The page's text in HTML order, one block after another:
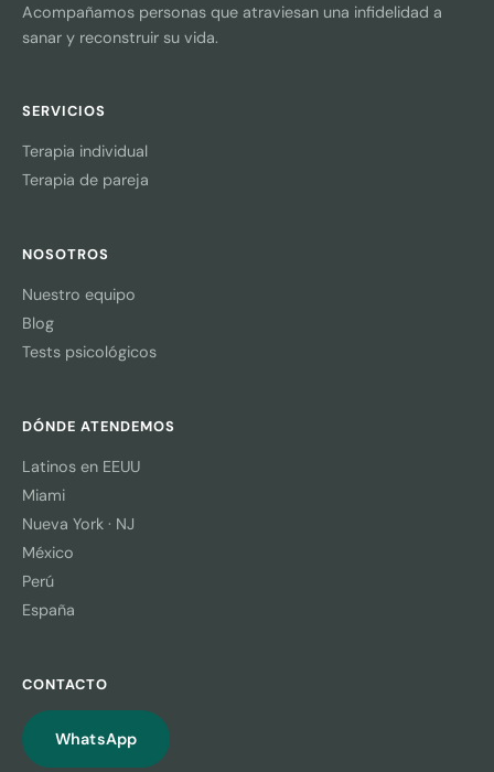
Acompañamos personas que atraviesan una infidelidad a
sanar y reconstruir su vida.
SERVICIOS
Terapia individual
Terapia de pareja
NOSOTROS
Nuestro equipo
Blog
Tests psicológicos
DÓNDE ATENDEMOS
Latinos en EEUU
Miami
Nueva York · NJ
México
Perú
España
CONTACTO
WhatsApp